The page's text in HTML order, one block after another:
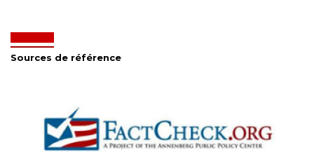
Sources de référence